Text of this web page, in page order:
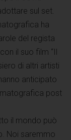
sul set.
ha
del regista
il suo film “Il
di altri artisti
anticipato
post
il mondo può
Noi saremmo